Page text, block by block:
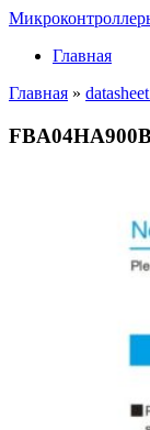
Главная
Главная » datasheet